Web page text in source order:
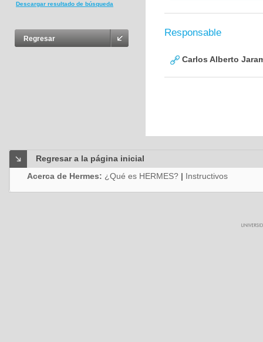
Descargar resultado de búsqueda
Regresar
Responsable
Carlos Alberto
Regresar a la página inicial
Acerca de Hermes: ¿Qué es HERMES? | Instructivos